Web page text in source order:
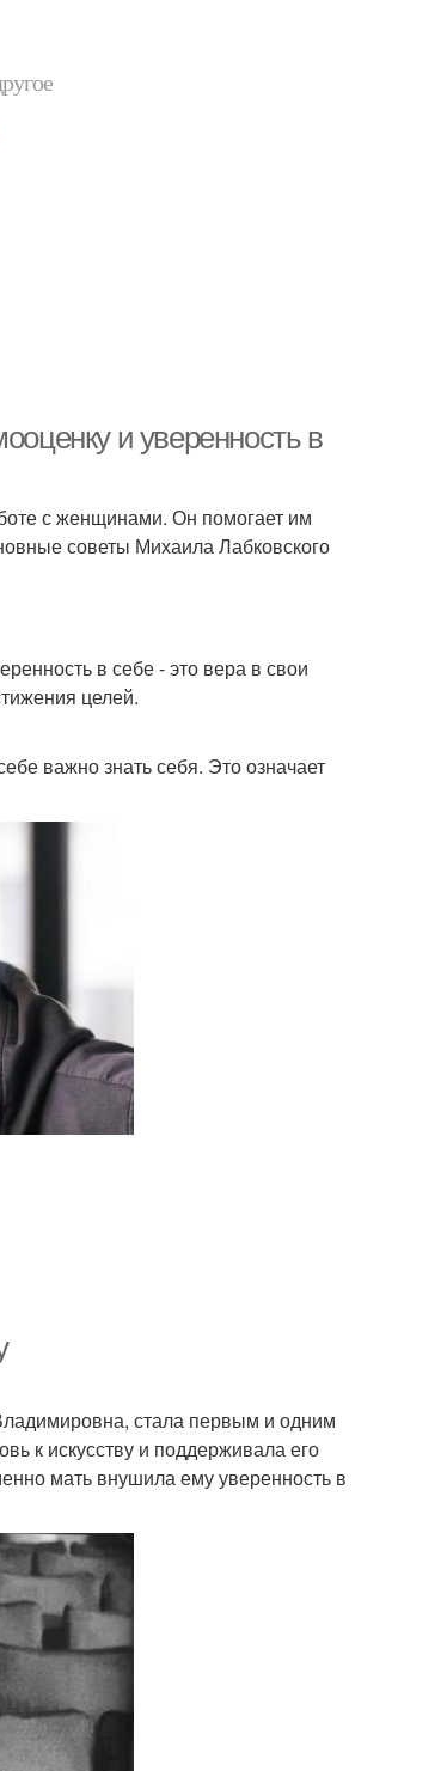
и уверенность в
с женщинами. Он помогает им
советы Михаила Лабковского
в себе - это вера в свои
целей.
важно знать себя. Это означает
стала первым и одним
к искусству и поддерживала его
мать внушила ему уверенность в